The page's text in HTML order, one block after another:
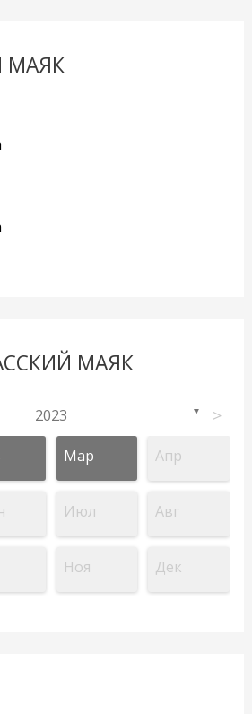
МАЯК
МАЯК
2023 ▼ >
Мар Апр
Июл Авг
Ноя Дек